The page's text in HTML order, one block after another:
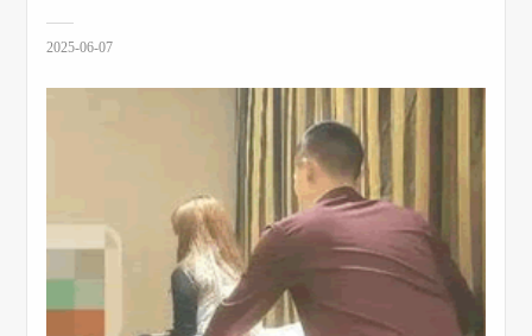
2025-06-07